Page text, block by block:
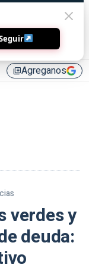
library_addAgreganos
verdes y
deuda: